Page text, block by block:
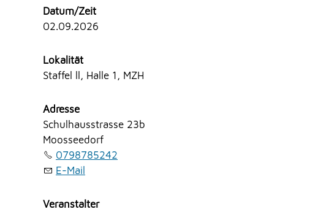
Datum/Zeit
02.09.2026
Lokalität
Staffel ll, Halle 1, MZH
Adresse
Schulhausstrasse 23b
Moosseedorf
0798785242
E-Mail
Veranstalter